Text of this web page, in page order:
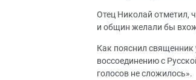
Отец Николай отметил,
и общин желали бы
Как пояснил
воссоединению с
голосов не сложилось».